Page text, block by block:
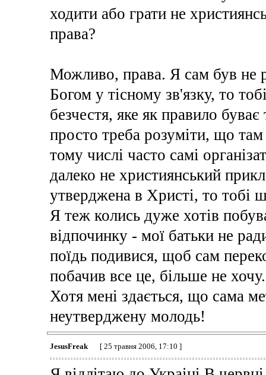
ходити або грати не
права?
Можливо, права. Я сам був не
Богом у тісному зв'язку, то
безчестя, яке як правило
просто треба розуміти, що
тому числі часто самі
далеко не християнський
утверджена в Христі, то тобі
Я теж колись дуже хотів
відпочинку - мої батьки не
поїдь подивися, щоб сам
побачив все це, більше не хочу.
Хотя мені здається, що сама
неутверджену молодь!
JesusFreak [ 25 травня 2006, 17:10 ]